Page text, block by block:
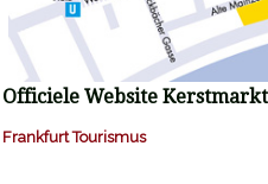
Officiele Website
Frankfurt Tourismus